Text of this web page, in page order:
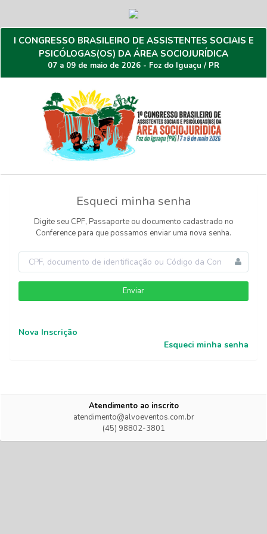
I CONGRESSO BRASILEIRO DE ASSISTENTES SOCIAIS E
PSICÓLOGAS(OS) DA ÁREA SOCIOJURÍDICA
07 a 09 de maio de 2026 - Foz do Iguaçu / PR
Esqueci minha senha
Digite seu CPF, Passaporte ou documento cadastrado no
Conference para que possamos enviar uma nova senha.
Enviar
Nova Inscrição
Esqueci minha senha
Atendimento ao inscrito
atendimento@alvoeventos.com.br
(45) 98802-3801